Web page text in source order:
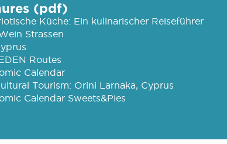
(pdf)
Küche: Ein kulinarischer Reiseführer
Strassen
Routes
Calendar
Tourism: Orini Larnaka, Cyprus
Calendar Sweets&Pies